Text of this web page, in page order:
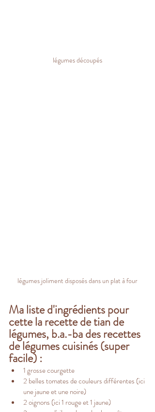
légumes découpés
légumes joliment disposés dans un plat à four
Ma liste d'ingrédients pour
cette la recette de tian de
légumes, b.a.-ba des recettes
de légumes cuisinés (super
facile) :
1 grosse courgette
2 belles tomates de couleurs différentes (ici
une jaune et une noire)
2 oignons (ici 1 rouge et 1 jaune)